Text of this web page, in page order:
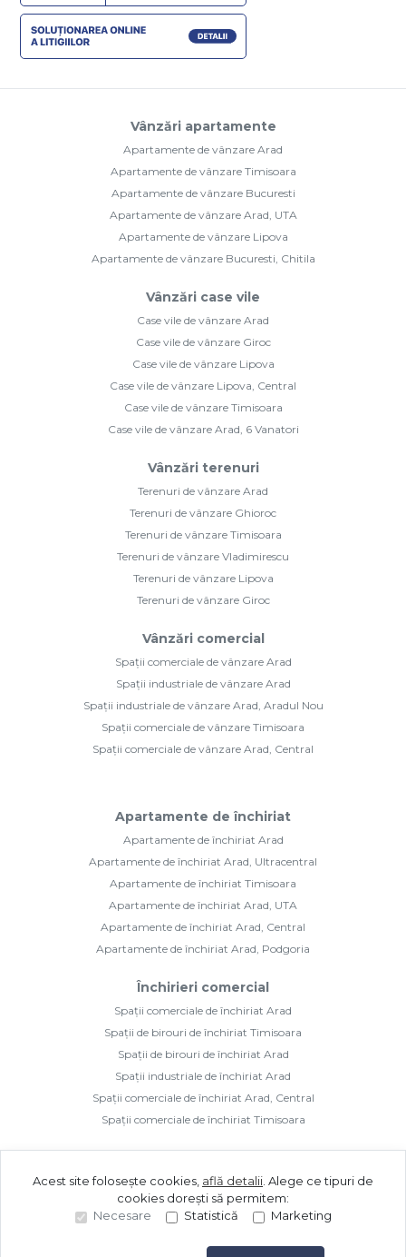
Vânzări apartamente
Apartamente de vânzare Arad
Apartamente de vânzare Timisoara
Apartamente de vânzare Bucuresti
Apartamente de vânzare Arad, UTA
Apartamente de vânzare Lipova
Apartamente de vânzare Bucuresti, Chitila
Vânzări case vile
Case vile de vânzare Arad
Case vile de vânzare Giroc
Case vile de vânzare Lipova
Case vile de vânzare Lipova, Central
Case vile de vânzare Timisoara
Case vile de vânzare Arad, 6 Vanatori
Vânzări terenuri
Terenuri de vânzare Arad
Terenuri de vânzare Ghioroc
Terenuri de vânzare Timisoara
Terenuri de vânzare Vladimirescu
Terenuri de vânzare Lipova
Terenuri de vânzare Giroc
Vânzări comercial
Spații comerciale de vânzare Arad
Spații industriale de vânzare Arad
Spații industriale de vânzare Arad, Aradul Nou
Spații comerciale de vânzare Timisoara
Spații comerciale de vânzare Arad, Central
Apartamente de închiriat
Apartamente de închiriat Arad
Apartamente de închiriat Arad, Ultracentral
Apartamente de închiriat Timisoara
Apartamente de închiriat Arad, UTA
Apartamente de închiriat Arad, Central
Apartamente de închiriat Arad, Podgoria
Închirieri comercial
Spații comerciale de închiriat Arad
Spații de birouri de închiriat Timisoara
Spații de birouri de închiriat Arad
Spații industriale de închiriat Arad
Spații comerciale de închiriat Arad, Central
Spații comerciale de închiriat Timisoara
©2026 Golden Imozone S.R.L.
Acest site folosește cookies, află detalii Alege ce tipuri de
cookies dorești să permitem:
Necesare
Statistică Marketing